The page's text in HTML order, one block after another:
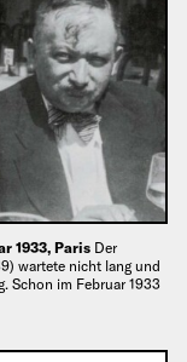
1933, Paris Der
wartete nicht lang und
Schon im Februar 1933